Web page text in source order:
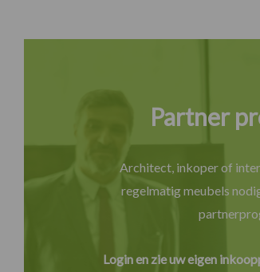
Partner
Architect, inkoper of
regelmatig meubels
Login en zie uw eigen